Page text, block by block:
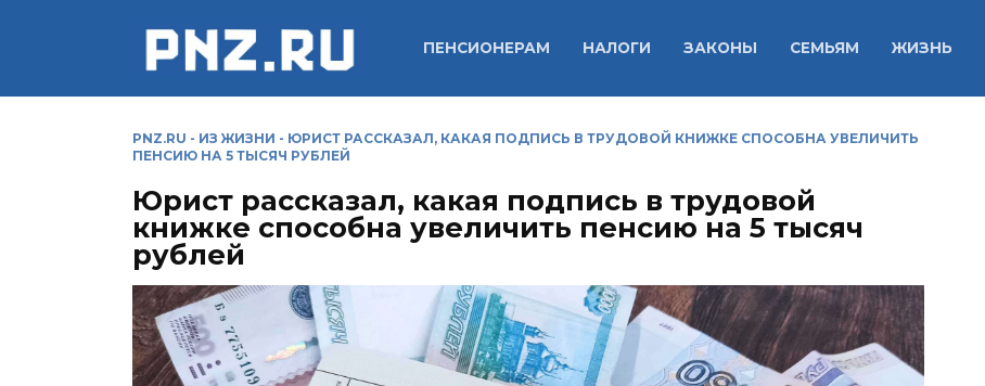
ПЕНСИОНЕРАМ НАЛОГИ ЗАКОНЫ СЕМЬЯМ ЖИЗНЬ
PNZ.RU - ИЗ ЖИЗНИ - ЮРИСТ РАССКАЗАЛ, КАКАЯ ПОДПИСЬ В ТРУДОВОЙ КНИЖКЕ СПОСОБНА УВЕЛИЧИТЬ
ПЕНСИЮ НА 5 ТЫСЯЧ РУБЛЕЙ
Юрист рассказал, какая подпись в трудовой
книжке способна увеличить пенсию на 5 тысяч
рублей